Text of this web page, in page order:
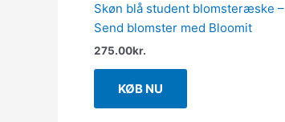
Skøn blå student blomsteræske –
Send blomster med Bloomit
275.00kr.
KØB NU